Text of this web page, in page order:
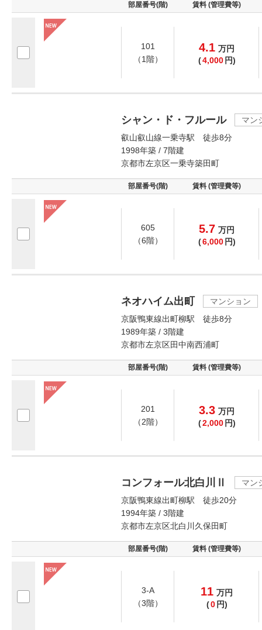
部屋番号(階) 賃料 (管理費等)
101
（1階）
4.1 万円
(4,000 円)
シャン・ド・フルール
マン
叡山叡山線一乗寺駅 徒歩8分
1998年築 / 7階建
京都市左京区一乗寺築田町
部屋番号(階) 賃料 (管理費等)
605
（6階）
5.7 万円
(6,000 円)
ネオハイム出町
マンション
京阪鴨東線出町柳駅 徒歩8分
1989年築 / 3階建
京都市左京区田中南西浦町
部屋番号(階) 賃料 (管理費等)
201
（2階）
3.3 万円
(2,000 円)
コンフォール北白川Ⅱ
マン
京阪鴨東線出町柳駅 徒歩20分
1994年築 / 3階建
京都市左京区北白川久保田町
部屋番号(階) 賃料 (管理費等)
3-A
（3階）
11 万円
(0 円)